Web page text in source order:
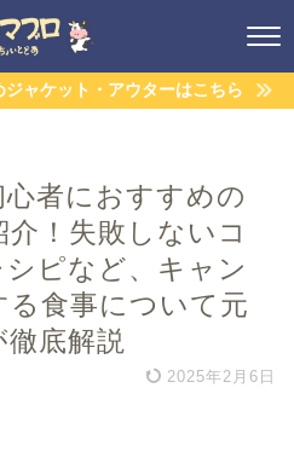
ャケット・アウターはこちら
心者におすすめの
！失敗しないコ
ピなど、キャン
食事について元
底解説
2025年2月6日